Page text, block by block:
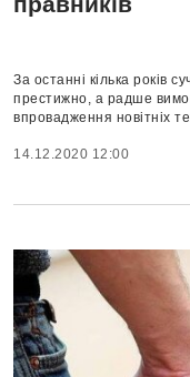
За останні кілька років
престижно, а радше
впровадження новітніх
14.12.2020 12:00